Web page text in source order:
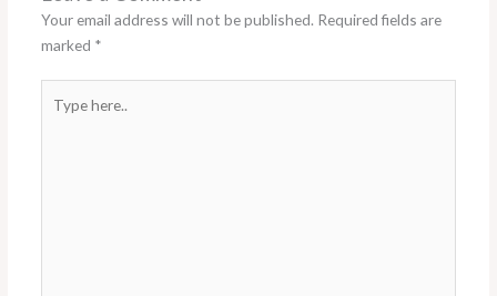
Your email address will not be published. Required fields are
marked *
here..